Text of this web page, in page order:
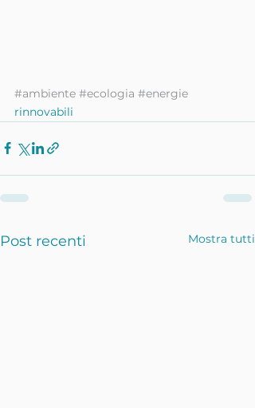
#ambiente #ecologia #energie
rinnovabili
Post recenti Mostra tutti